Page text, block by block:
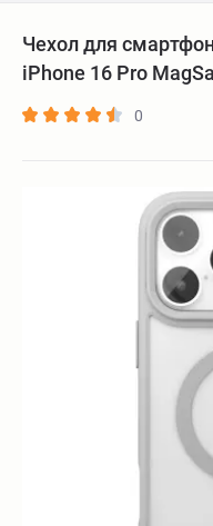
Чехол для
iPhone 16 Pro
0